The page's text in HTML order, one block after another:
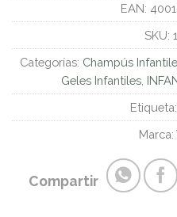
EAN:
SKU:
Categorías: Champús
Geles Infantiles,
Etiqueta:
Marca:
Compartir